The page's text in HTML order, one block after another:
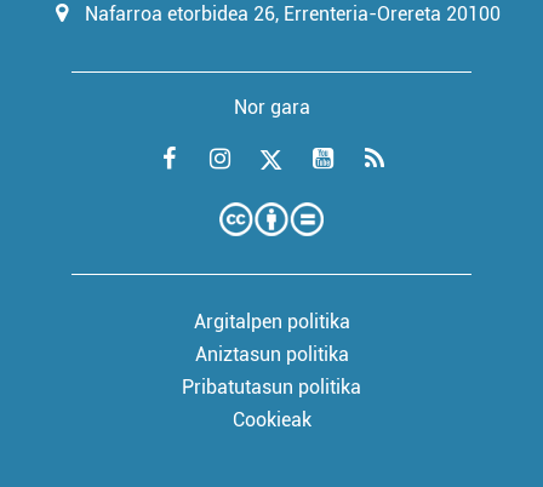
Nafarroa etorbidea 26, Errenteria-Orereta 20100
Nor gara
Argitalpen politika
Aniztasun politika
Pribatutasun politika
Cookieak